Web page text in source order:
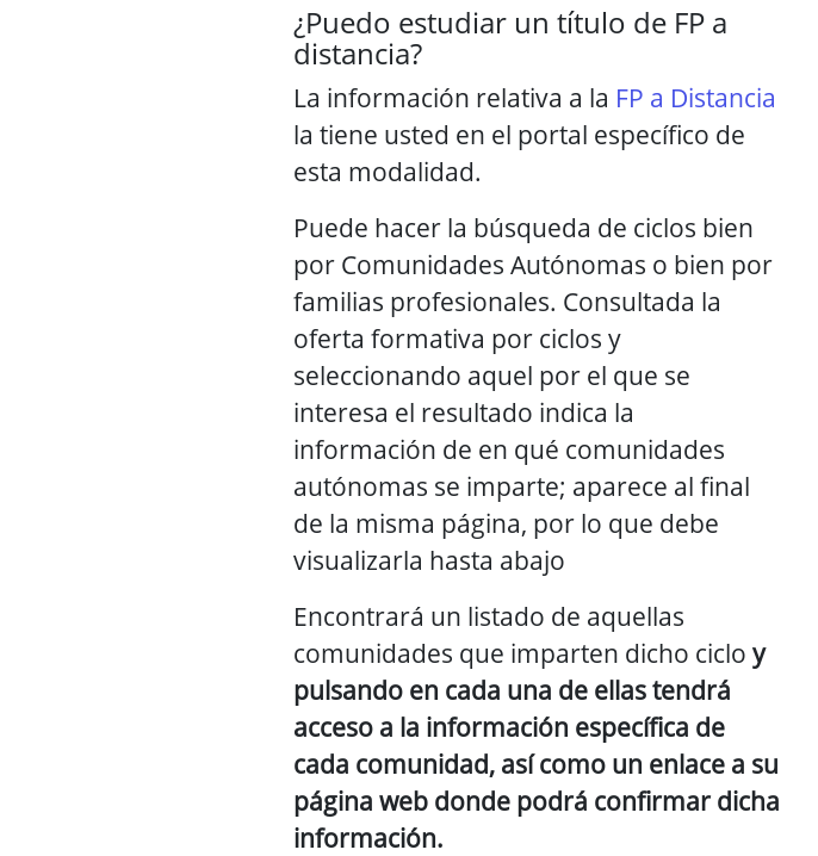
¿Puedo estudiar un título de FP a
distancia?
La información relativa a la FP a Distancia
la tiene usted en el portal específico de
esta modalidad.
Puede hacer la búsqueda de ciclos bien
por Comunidades Autónomas o bien por
familias profesionales. Consultada la
oferta formativa por ciclos y
seleccionando aquel por el que se
interesa el resultado indica la
información de en qué comunidades
autónomas se imparte; aparece al final
de la misma página, por lo que debe
visualizarla hasta abajo
Encontrará un listado de aquellas
comunidades que imparten dicho ciclo y
pulsando en cada una de ellas tendrá
acceso a la información específica de
cada comunidad, así como un enlace a su
página web donde podrá confirmar dicha
información.